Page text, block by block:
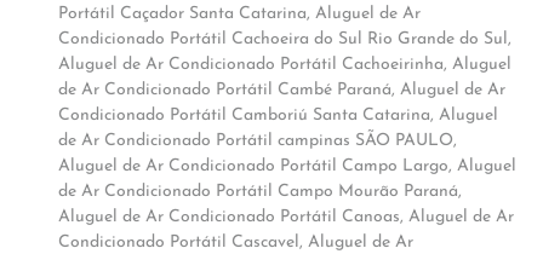
Portátil Caçador Santa Catarina, Aluguel de Ar
Condicionado Portátil Cachoeira do Sul Rio Grande do Sul,
Aluguel de Ar Condicionado Portátil Cachoeirinha, Aluguel
de Ar Condicionado Portátil Cambé Paraná, Aluguel de Ar
Condicionado Portátil Camboriú Santa Catarina, Aluguel
de Ar Condicionado Portátil campinas SÃO PAULO,
Aluguel de Ar Condicionado Portátil Campo Largo, Aluguel
de Ar Condicionado Portátil Campo Mourão Paraná,
Aluguel de Ar Condicionado Portátil Canoas, Aluguel de Ar
Condicionado Portátil Cascavel, Aluguel de Ar